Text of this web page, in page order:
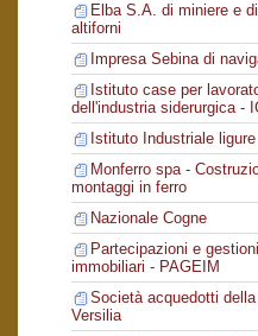
Elba S.A. di miniere e di
altiforni
Impresa Sebina di
Istituto case per
dell'industria siderurgica -
Istituto Industriale ligure
Monferro spa -
montaggi in ferro
Nazionale Cogne
Partecipazioni e gestioni
immobiliari - PAGEIM
Società acquedotti della
Versilia